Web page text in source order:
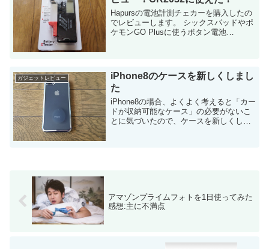
Hapursの電池計測チェカーを購入したの
でレビューします。 シックスパッドやポ
ケモンGO Plusに使うボタン電池
ガジェットレビュー
iPhone8のケースを新しくしまし
た
iPhone8の場合、よくよく考えると「カー
ドが収納可能なケース」の必要がないこ
とに気づいたので、ケースを新しくしま
アマゾンプライムフォトを1日使ってみた
感想:主に不満点